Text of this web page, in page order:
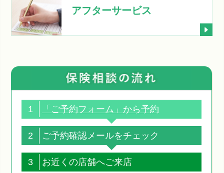
アフターサービス
1 「ご予約フォーム」から予約
2 ご予約確認メールをチェック
3 お近くの店舗へご来店